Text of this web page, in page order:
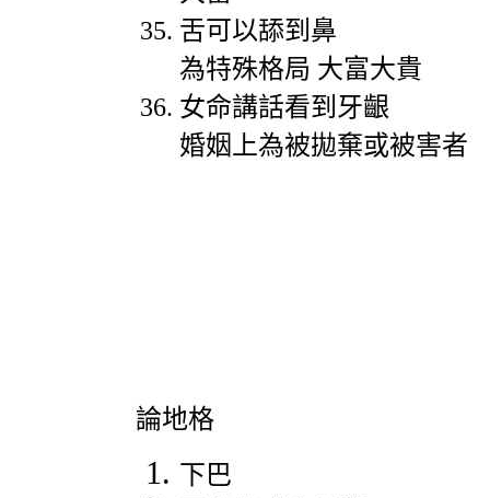
舌可以舔到鼻
為特殊格局 大富大貴
女命講話看到牙齦
婚姻上為被拋棄或被害者
論地格
下巴